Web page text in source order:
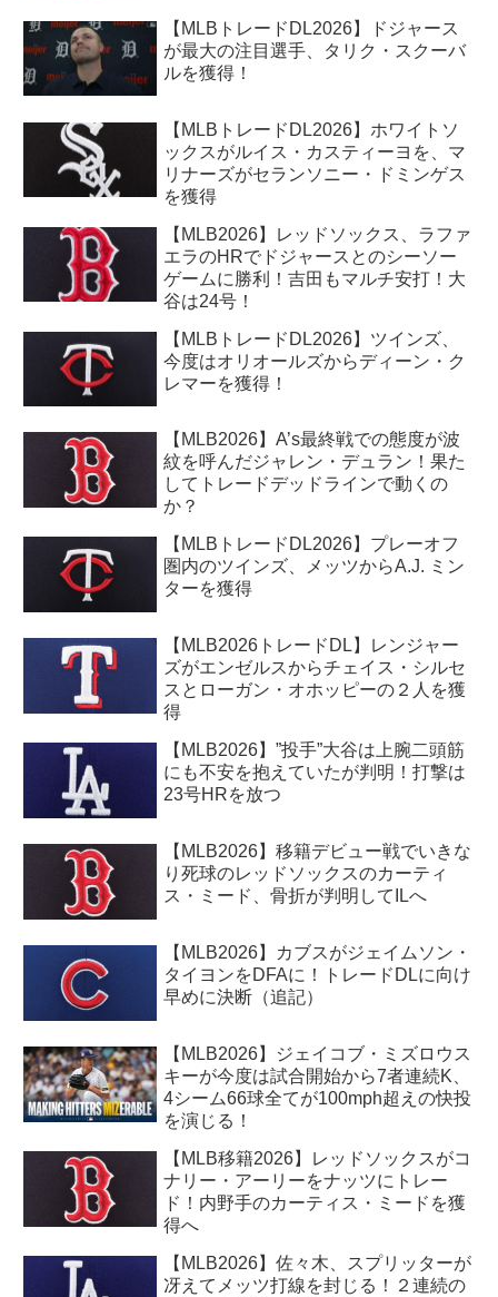
【MLBトレードDL2026】ドジャース
が最大の注目選手、タリク・スクーバ
ルを獲得！
【MLBトレードDL2026】ホワイトソ
ックスがルイス・カスティーヨを、マ
リナーズがセランソニー・ドミンゲス
を獲得
【MLB2026】レッドソックス、ラファ
エラのHRでドジャースとのシーソー
ゲームに勝利！吉田もマルチ安打！大
谷は24号！
【MLBトレードDL2026】ツインズ、
今度はオリオールズからディーン・ク
レマーを獲得！
【MLB2026】A’s最終戦での態度が波
紋を呼んだジャレン・デュラン！果た
してトレードデッドラインで動くの
か？
【MLBトレードDL2026】プレーオフ
圏内のツインズ、メッツからA.J. ミン
ターを獲得
【MLB2026トレードDL】レンジャー
ズがエンゼルスからチェイス・シルセ
スとローガン・オホッピーの２人を獲
得
【MLB2026】”投手”大谷は上腕二頭筋
にも不安を抱えていたが判明！打撃は
23号HRを放つ
【MLB2026】移籍デビュー戦でいきな
り死球のレッドソックスのカーティ
ス・ミード、骨折が判明してILへ
【MLB2026】カブスがジェイムソン・
タイヨンをDFAに！トレードDLに向け
早めに決断（追記）
【MLB2026】ジェイコブ・ミズロウス
キーが今度は試合開始から7者連続K、
4シーム66球全てが100mph超えの快投
を演じる！
【MLB移籍2026】レッドソックスがコ
ナリー・アーリーをナッツにトレー
ド！内野手のカーティス・ミードを獲
得へ
【MLB2026】佐々木、スプリッターが
冴えてメッツ打線を封じる！２連続の